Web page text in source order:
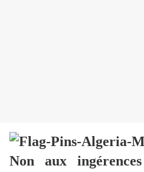
Non aux